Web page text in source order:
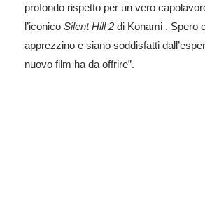
profondo rispetto per un vero
l’iconico Silent Hill 2 di Konami . Spero
apprezzino e siano soddisfatti
nuovo film ha da offrire”.